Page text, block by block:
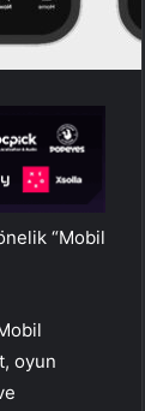
“Mobil
oyun